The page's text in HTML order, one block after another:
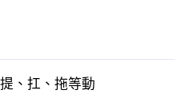
、扛、拖等動